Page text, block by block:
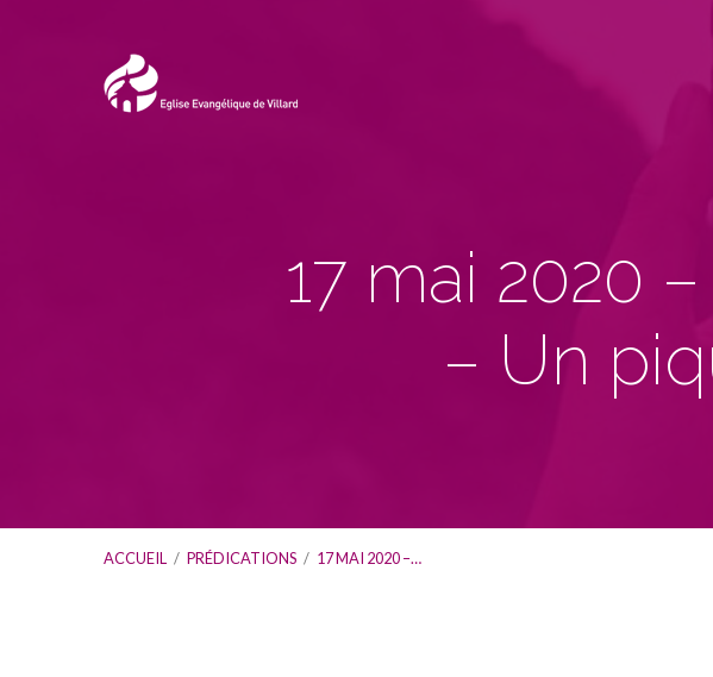
17 mai 2020
– Un
ACCUEIL / PRÉDICATIONS / 17 MAI 2020 –…